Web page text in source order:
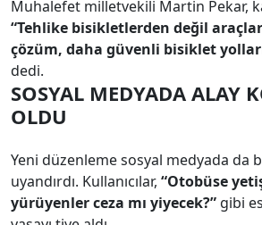
Muhalefet milletvekili Martin Pekar,
“Tehlike bisikletlerden değil
çözüm, daha güvenli bisiklet
dedi.
SOSYAL MEDYADA ALAY
OLDU
Yeni düzenleme sosyal medyada da
uyandırdı. Kullanıcılar, “Otobüse
yürüyenler ceza mı yiyecek?” gibi